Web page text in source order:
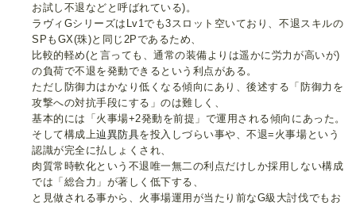
お試し不退などと呼ばれている)。
ラヴィGシリーズはLv1でも3スロット空いており、不退スキルの
SPもGX(珠)と同じ2Pであるため、
比較的軽め(と言っても、通常の装備よりは遥かに労力が高いが)
の負荷で不退を発動できるという利点がある。
ただし防御力はかなり低くなる傾向にあり、後述する「防御力を
攻撃への対抗手段にする」のは難しく、
基本的には「火事場+2発動を前提」で運用される傾向にあった。
そして構成上辿異防具を投入しづらい事や、不退=火事場という
認識が完全に払しょくされ、
肉質常時軟化という不退唯一無二の利点だけしか採用しない構成
では「総合力」が著しく低下する、
と見做される事から、火事場運用が当たり前なG級大討伐でもお